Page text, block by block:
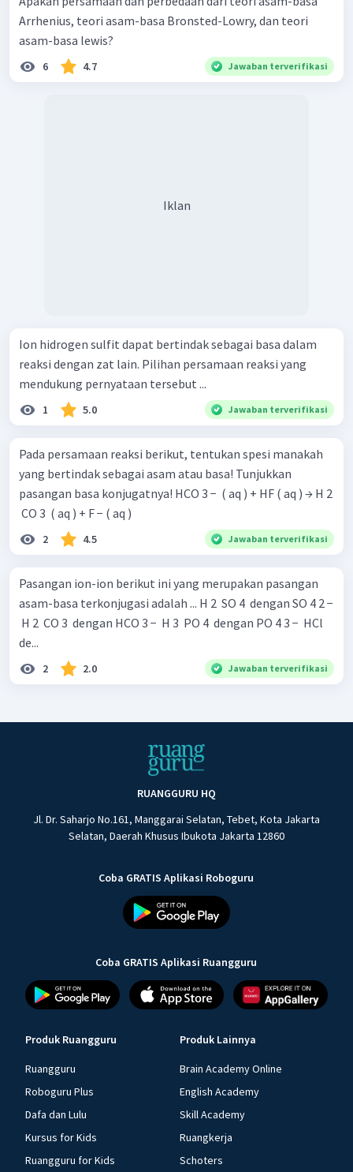
Arrhenius, teori asam-basa Bronsted-Lowry, dan teori
asam-basa lewis?
6 4.7 Jawaban terverifikasi
Iklan
Ion hidrogen sulfit dapat bertindak sebagai basa dalam
reaksi dengan zat lain. Pilihan persamaan reaksi yang
mendukung pernyataan tersebut ...
1 5.0 Jawaban terverifikasi
Pada persamaan reaksi berikut, tentukan spesi manakah
yang bertindak sebagai asam atau basa! Tunjukkan
pasangan basa konjugatnya! HCO 3 − ​ ( aq ) + HF ( aq ) → H 2
​ CO 3 ​ ( aq ) + F − ( aq )
2 4.5 Jawaban terverifikasi
Pasangan ion-ion berikut ini yang merupakan pasangan
asam-basa terkonjugasi adalah ... H 2 ​ SO 4 ​ dengan SO 4 2 −
de...
2 2.0 Jawaban terverifikasi
RUANGGURU HQ
Jl. Dr. Saharjo No.161, Manggarai Selatan, Tebet, Kota Jakarta
Selatan, Daerah Khusus Ibukota Jakarta 12860
Coba GRATIS Aplikasi Roboguru
Coba GRATIS Aplikasi Ruangguru
Produk Ruangguru
Ruangguru
Roboguru Plus
Dafa dan Lulu
Kursus for Kids
Ruangguru for Kids
Produk Lainnya
Brain Academy Online
English Academy
Skill Academy
Ruangkerja
Schoters